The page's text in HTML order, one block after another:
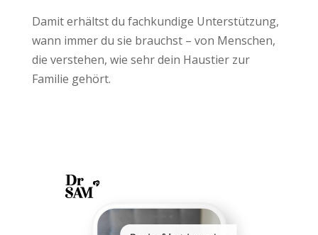
Damit erhältst du fachkundige Unterstützung,
wann immer du sie brauchst – von Menschen,
die verstehen, wie sehr dein Haustier zur
Familie gehört.